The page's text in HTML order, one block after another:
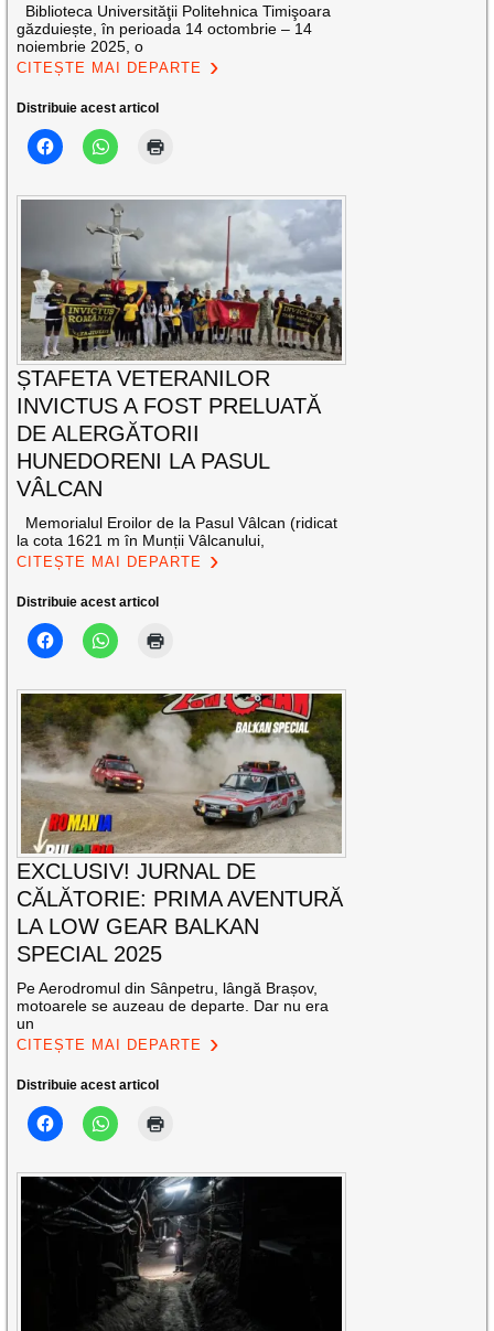
Biblioteca Universităţii Politehnica Timişoara
găzduiește, în perioada 14 octombrie – 14
noiembrie 2025, o
CITEȘTE MAI DEPARTE
Distribuie acest articol
ȘTAFETA VETERANILOR
INVICTUS A FOST PRELUATĂ
DE ALERGĂTORII
HUNEDORENI LA PASUL
VÂLCAN
Memorialul Eroilor de la Pasul Vâlcan (ridicat
la cota 1621 m în Munții Vâlcanului,
CITEȘTE MAI DEPARTE
Distribuie acest articol
EXCLUSIV! JURNAL DE
CĂLĂTORIE: PRIMA AVENTURĂ
LA LOW GEAR BALKAN
SPECIAL 2025
Pe Aerodromul din Sânpetru, lângă Brașov,
motoarele se auzeau de departe. Dar nu era
un
CITEȘTE MAI DEPARTE
Distribuie acest articol